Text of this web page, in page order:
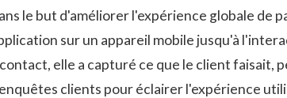
le but d'améliorer l'expérience globale de
sur un appareil mobile jusqu'à
elle a capturé ce que le client faisait,
clients pour éclairer l'expérience